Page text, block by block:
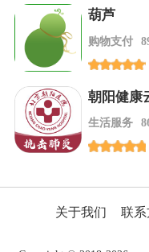
葫芦
购物支付
朝阳健康
生活服务
关于我们 联